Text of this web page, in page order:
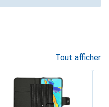
Tout afficher